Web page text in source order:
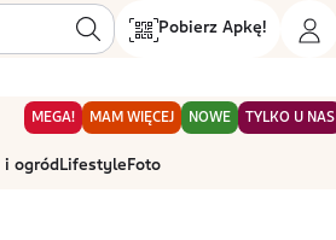
Pobierz Apkę!
MEGA! MAM WIĘCEJ NOWE TYLKO U NAS
i ogród Lifestyle Foto